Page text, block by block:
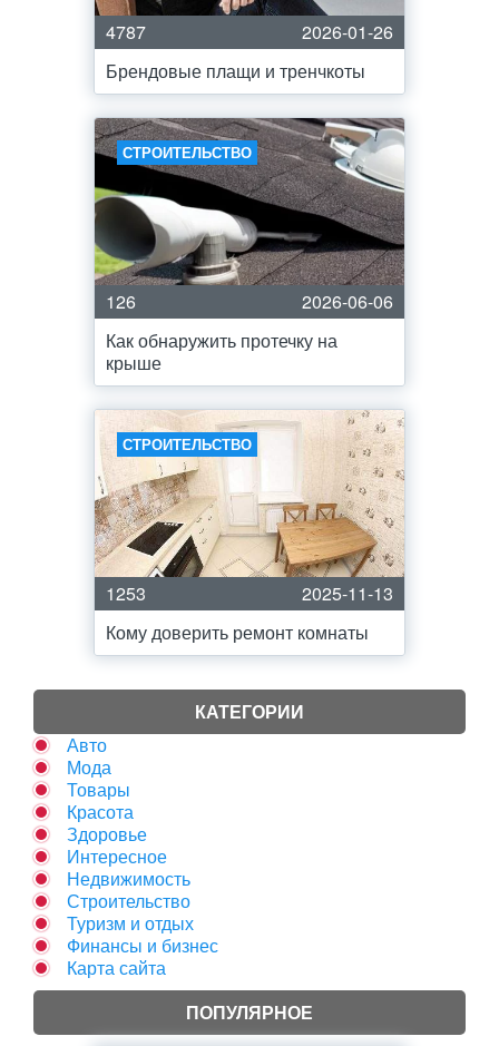
4787
2026-01-26
Брендовые плащи и тренчкоты
СТРОИТЕЛЬСТВО
126
2026-06-06
Как обнаружить протечку на
крыше
СТРОИТЕЛЬСТВО
1253
2025-11-13
Кому доверить ремонт комнаты
КАТЕГОРИИ
Авто
Мода
Товары
Красота
Здоровье
Интересное
Недвижимость
Строительство
Туризм и отдых
Финансы и бизнес
Карта сайта
ПОПУЛЯРНОЕ